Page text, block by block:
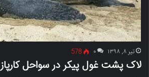
تیر ۸, ۱۳۹۸ ۰ 578
لاک پشت غول پیکر در سواحل کارپاز